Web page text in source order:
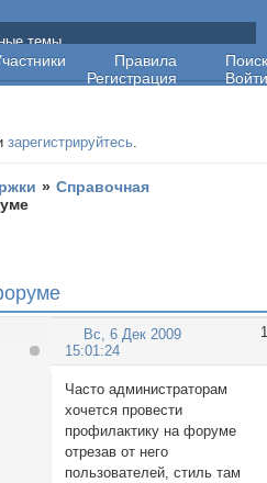
поддержки
Правила
Поиск
Регистрация
Войти
темы
зарегистрируйтесь.
» Справочная
1
Вс, 6 Дек 2009
15:01:24
Часто администраторам
хочется провести
профилактику на форуме
отрезав от него
пользователей, стиль там